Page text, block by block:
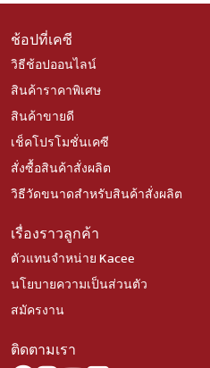
ช้อปที่เคซี
วิธีช้อปออนไลน์
สินค้าราคาพิเศษ
สินค้าขายดี
เช็คโปรโมชั่นเคซี
สั่งซื้อสินค้าสั่งผลิต
วิธีวัดขนาดสำหรับสินค้าสั่งผลิต
เรื่องราวลูกค้า
ตัวแทนจำหน่าย Kacee
นโยบายความเป็นส่วนตัว
สมัครงาน
ติดตามเรา